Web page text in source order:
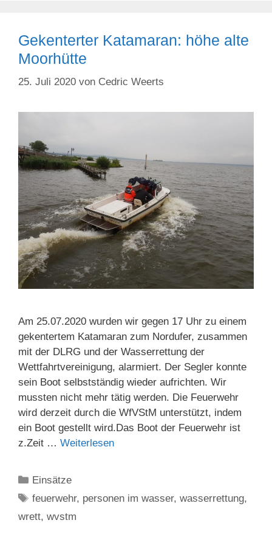
Gekenterter Katamaran: höhe alte
Moorhütte
25. Juli 2020 von Cedric Weerts
Am 25.07.2020 wurden wir gegen 17 Uhr zu einem
gekentertem Katamaran zum Nordufer, zusammen
mit der DLRG und der Wasserrettung der
Wettfahrtvereinigung, alarmiert. Der Segler konnte
sein Boot selbstständig wieder aufrichten. Wir
mussten nicht mehr tätig werden. Die Feuerwehr
wird derzeit durch die WfVStM unterstützt, indem
ein Boot gestellt wird.Das Boot der Feuerwehr ist
z.Zeit … Weiterlesen
Kategorien
Einsätze
Schlagwörter
feuerwehr, personen im wasser,wasserrettung,
wrett, wvstm